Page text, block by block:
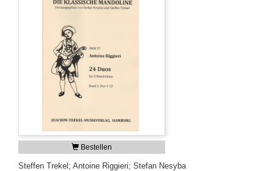
Bestellen
Steffen Trekel; Antoine Riggieri; Stefan Nesyba